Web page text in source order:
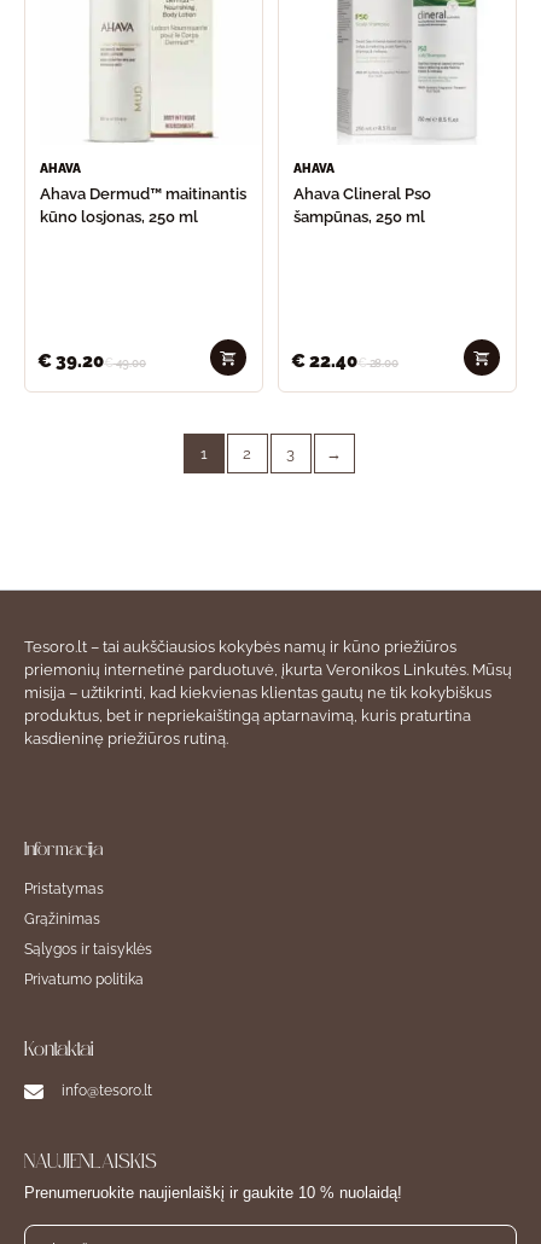
AHAVA
Ahava Dermud™ maitinantis
kūno losjonas, 250 ml
€39.20€49.00
AHAVA
Ahava Clineral Pso
šampūnas, 250 ml
€22.40€28.00
1 2 3 →
Tesoro.lt – tai aukščiausios kokybės namų ir kūno priežiūros
priemonių internetinė parduotuvė, įkurta Veronikos Linkutės. Mūsų
misija – užtikrinti, kad kiekvienas klientas gautų ne tik kokybiškus
produktus, bet ir nepriekaištingą aptarnavimą, kuris praturtina
kasdieninę priežiūros rutiną.
Informacija
Pristatymas
Grąžinimas
Sąlygos ir taisyklės
Privatumo politika
Kontaktai
info@tesoro.lt
NAUJIENLAIŠKIS
Prenumeruokite naujienlaiškį ir gaukite 10 % nuolaidą!